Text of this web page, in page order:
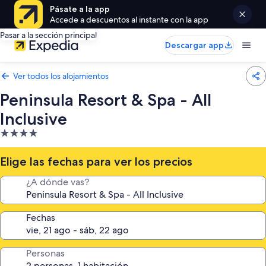
Pásate a la app
Accede a descuentos al instante con la app
Pasar a la sección principal
Descargar app
Ver todos los alojamientos
Peninsula Resort & Spa - All
Inclusive
Alojamiento
de
4.0 estrellas
Elige las fechas para ver los precios
¿A dónde vas?
Fechas
Personas